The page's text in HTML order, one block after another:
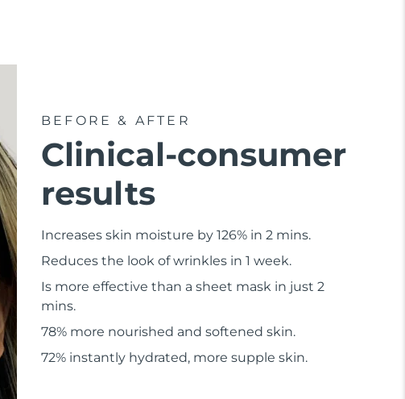
BEFORE & AFTER
Clinical-consumer
results
Increases skin moisture by 126% in 2 mins.
Reduces the look of wrinkles in 1 week.
Is more effective than a sheet mask in just 2
mins.
78% more nourished and softened skin.
72% instantly hydrated, more supple skin.